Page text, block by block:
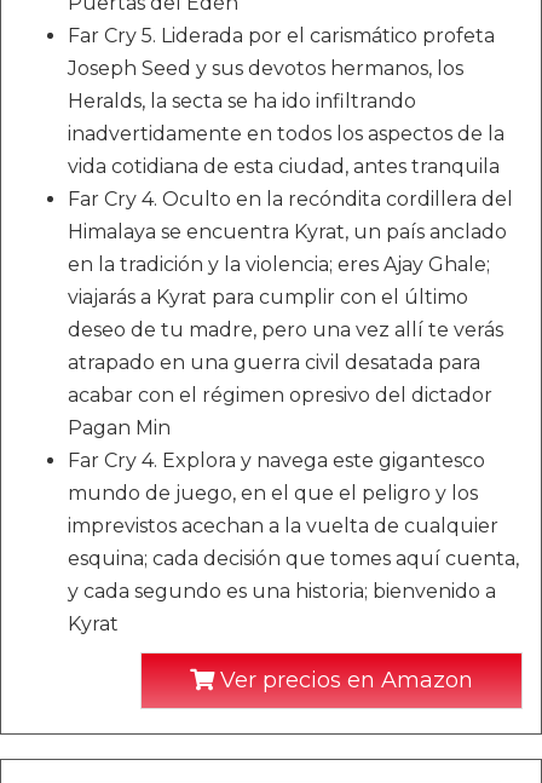
Far Cry 5. Liderada por el carismático profeta
Joseph Seed y sus devotos hermanos, los
Heralds, la secta se ha ido infiltrando
inadvertidamente en todos los aspectos de la
vida cotidiana de esta ciudad, antes tranquila
Far Cry 4. Oculto en la recóndita cordillera del
Himalaya se encuentra Kyrat, un país anclado
en la tradición y la violencia; eres Ajay Ghale;
viajarás a Kyrat para cumplir con el último
deseo de tu madre, pero una vez allí te verás
atrapado en una guerra civil desatada para
acabar con el régimen opresivo del dictador
Pagan Min
Far Cry 4. Explora y navega este gigantesco
mundo de juego, en el que el peligro y los
imprevistos acechan a la vuelta de cualquier
esquina; cada decisión que tomes aquí cuenta,
y cada segundo es una historia; bienvenido a
Kyrat
Ver precios en Amazon